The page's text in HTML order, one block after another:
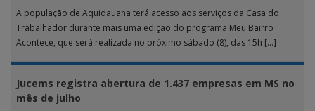
A população de Aquidauana terá acesso aos serviços da Casa do
Trabalhador durante mais uma edição do programa Meu Bairro
Acontece, que será realizada no próximo sábado (8), das 15h […]
Jucems registra abertura de 1.437 empresas em MS no
mês de julho